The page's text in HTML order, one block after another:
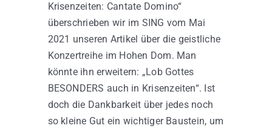
Krisenzeiten: Cantate Domino“
überschrieben wir im SING vom Mai
2021 unseren Artikel über die geistliche
Konzertreihe im Hohen Dom. Man
könnte ihn erweitern: „Lob Gottes
BESONDERS auch in Krisenzeiten“. Ist
doch die Dankbarkeit über jedes noch
so kleine Gut ein wichtiger Baustein, um